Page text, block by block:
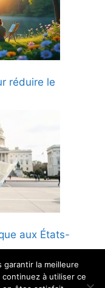
réduire le
aux États-
la meilleure
à utiliser ce